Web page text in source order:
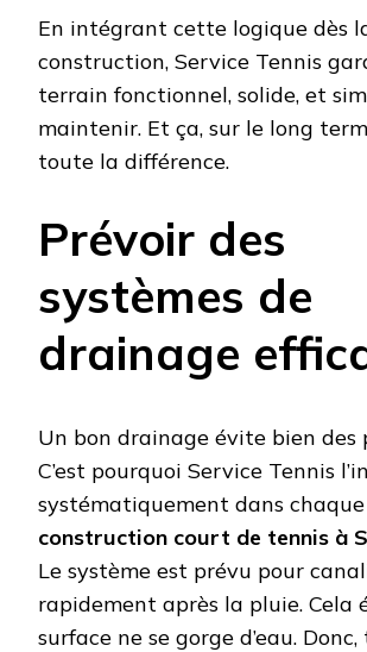
En intégrant cette logique dès
construction, Service Tennis
terrain fonctionnel, solide, et
maintenir. Et ça, sur le long
toute la différence.
Prévoir des
systèmes de
drainage
Un bon drainage évite bien des
C’est pourquoi Service Tennis
systématiquement dans chaque
construction court de tennis à
Le système est prévu pour
rapidement après la pluie. Cela
surface ne se gorge d’eau.